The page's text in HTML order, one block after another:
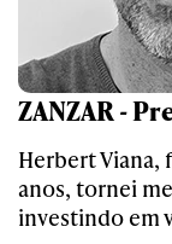
ZANZAR -
Herbert Viana,
anos, tornei
investindo em